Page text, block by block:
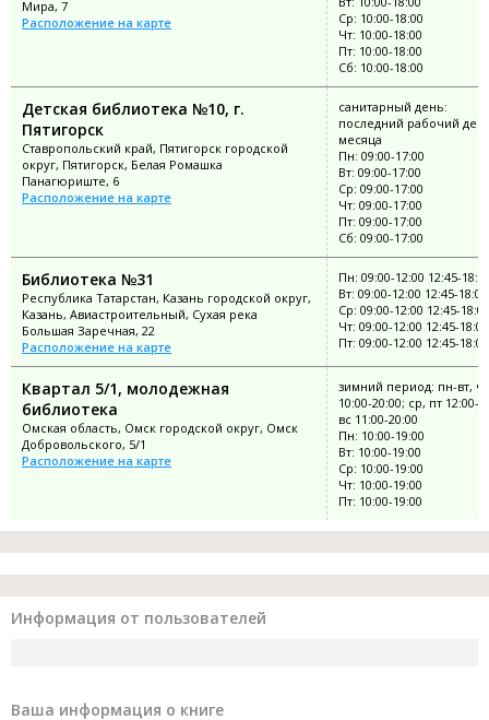
Мира, 7
Расположение на карте
Ср: 10:00-18:00
Чт: 10:00-18:00
Пт: 10:00-18:00
Сб: 10:00-18:00
Детская библиотека №10, г.
Пятигорск
Ставропольский край, Пятигорск городской
округ, Пятигорск, Белая Ромашка
Панагюриште, 6
Расположение на карте
санитарный день:
последний рабочий
месяца
Пн: 09:00-17:00
Вт: 09:00-17:00
Ср: 09:00-17:00
Чт: 09:00-17:00
Пт: 09:00-17:00
Сб: 09:00-17:00
Библиотека №31
Республика Татарстан, Казань городской округ,
Казань, Авиастроительный, Сухая река
Большая Заречная, 22
Расположение на карте
Пн: 09:00-12:00 12:45-
Вт: 09:00-12:00 12:45-18:00
Ср: 09:00-12:00 12:45-18:00
Чт: 09:00-12:00 12:45-18:00
Пт: 09:00-12:00 12:45-18:00
Квартал 5/1, молодежная
библиотека
Омская область, Омск городской округ, Омск
Добровольского, 5/1
Расположение на карте
зимний период: пн-вт, чт
10:00-20:00; ср, пт 12:00-
вс 11:00-20:00
Пн: 10:00-19:00
Вт: 10:00-19:00
Ср: 10:00-19:00
Чт: 10:00-19:00
Пт: 10:00-19:00
Информация от пользователей
Ваша информация о книге